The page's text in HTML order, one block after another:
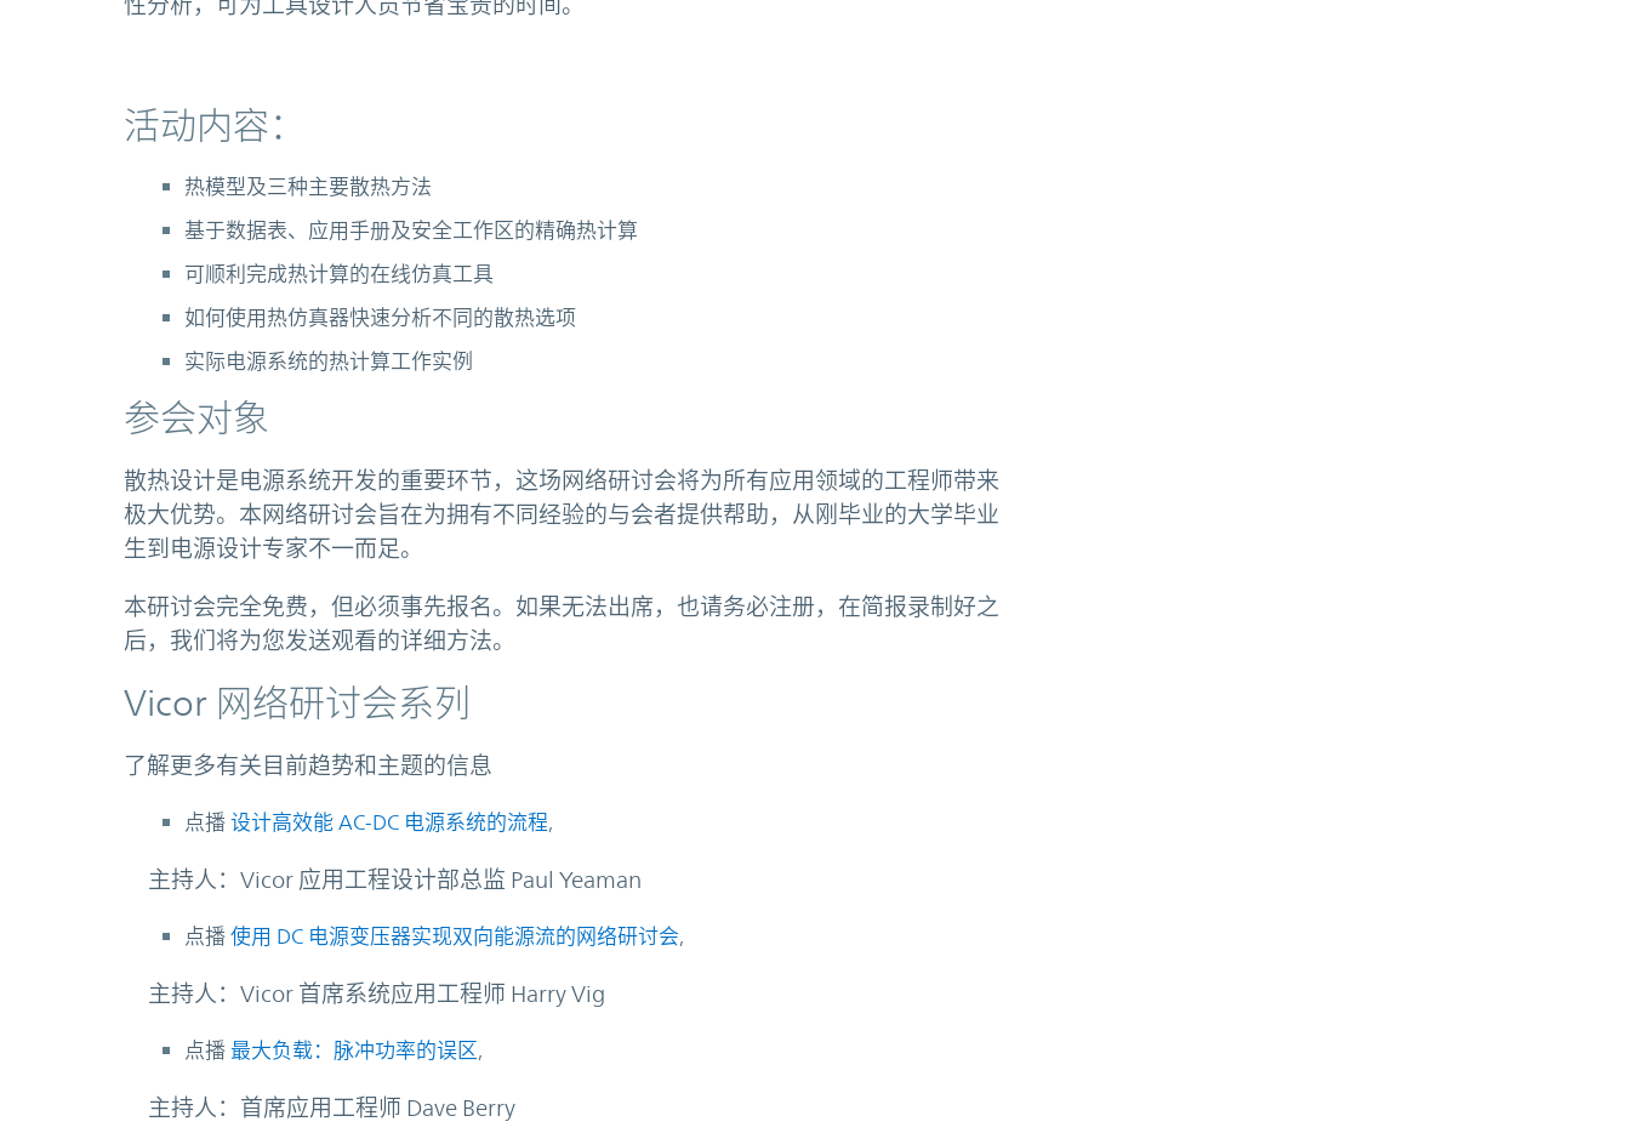
活动内容：
热模型及三种主要散热方法
基于数据表、应用手册及安全工作区的精确热计算
可顺利完成热计算的在线仿真工具
如何使用热仿真器快速分析不同的散热选项
实际电源系统的热计算工作实例
参会对象
散热设计是电源系统开发的重要环节，这场网络研讨会将为所有应用领域的工程师带来
极大优势。本网络研讨会旨在为拥有不同经验的与会者提供帮助，从刚毕业的大学毕业
生到电源设计专家不一而足。
本研讨会完全免费，但必须事先报名。如果无法出席，也请务必注册，在简报录制好之
后，我们将为您发送观看的详细方法。
Vicor 网络研讨会系列
了解更多有关目前趋势和主题的信息
点播 设计高效能 AC-DC 电源系统的流程,
主持人：Vicor 应用工程设计部总监 Paul Yeaman
点播 使用 DC 电源变压器实现双向能源流的网络研讨会,
主持人：Vicor 首席系统应用工程师 Harry Vig
点播 最大负载：脉冲功率的误区 ,
主持人：首席应用工程师 Dave Berry